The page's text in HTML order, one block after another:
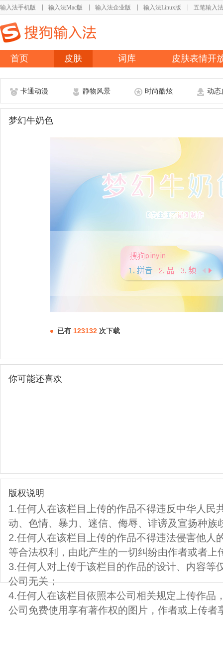
输入法手机版 输入法Mac版 输入法企业版 输入法Linux版 五笔输入法
首页 皮肤 词库 皮肤表情开
卡通动漫 静物风景 时尚酷炫 动态
梦幻牛奶色
已有 123132 次下载
你可能还喜欢
版权说明
1.任何人在该栏目上传的作品不得违反中华人民
动、色情、暴力、迷信、侮辱、诽谤及宣扬种族
2.任何人在该栏目上传的作品不得违法侵害他人
等合法权利，由此产生的一切纠纷由作者或者上
3.任何人对上传于该栏目的作品的设计、内容等
公司无关；
4.任何人在该栏目依照本公司相关规定上传作品
公司免费使用享有著作权的图片，作者或上传者